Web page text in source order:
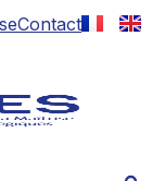
Contact